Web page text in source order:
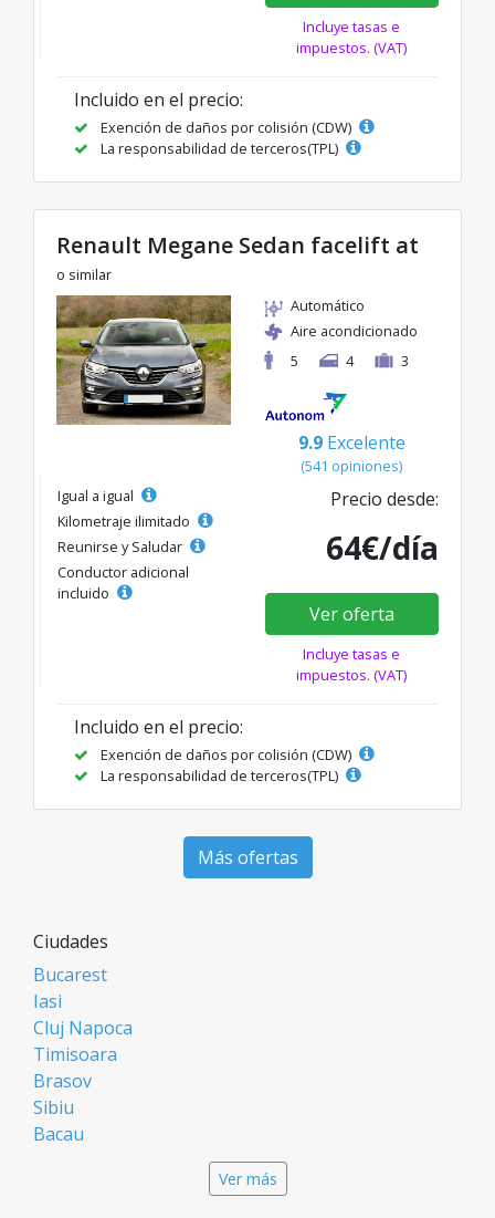
Incluye tasas e
impuestos. (VAT)
Incluido en el precio:
Exención de daños por colisión (CDW)
La responsabilidad de terceros(TPL)
Renault Megane Sedan facelift at
o similar
Automático
Aire acondicionado
5
4 3
9.9 Excelente
(541 opiniones)
Igual a igual
Kilometraje ilimitado
Reunirse y Saludar
Conductor adicional
incluido
Precio desde:
64€/día
Ver oferta
Incluye tasas e
impuestos. (VAT)
Incluido en el precio:
Exención de daños por colisión (CDW)
La responsabilidad de terceros(TPL)
Más ofertas
Ciudades
Bucarest
Iasi
Cluj Napoca
Timisoara
Brasov
Sibiu
Bacau
Ver más